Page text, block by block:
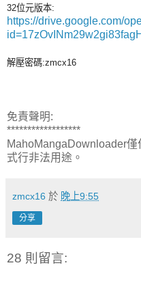
32位元版本:
https://drive.google.com/
解壓密碼:zmcx16
免責聲明:
******************
MahoMangaDownloader
式行非法用途。
zmcx16 於 晚上9:55
分享
28 則留言: